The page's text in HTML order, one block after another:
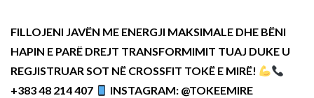
FILLOJENI JAVËN ME ENERGJI MAKSIMALE DHE BËNI
HAPIN E PARË DREJT TRANSFORMIMIT TUAJ DUKE U
REGJISTRUAR SOT NË CROSSFIT TOKË E MIRË!
+383 48 214 407
INSTAGRAM: @TOKEEMIRE